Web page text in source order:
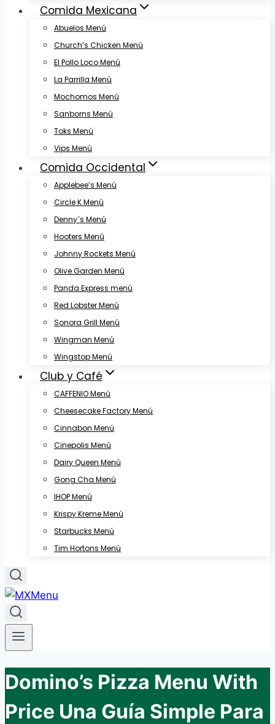
Comida Mexicana
Abuelos Menú
Church’s Chicken Menú
El Pollo Loco Menú
La Parrilla Menú
Mochomos Menú
Sanborns Menú
Toks Menú
Vips Menú
Comida Occidental
Applebee’s Menú
Circle K Menú
Denny´s Menú
Hooters Menú
Johnny Rockets Menú
Olive Garden Menú
Panda Express menú
Red Lobster Menú
Sonora Grill Menú
Wingman Menú
Wingstop Menú
Club y Café
CAFFENIO Menú
Cheesecake Factory Menú
Cinnabon Menú
Cinepolis Menú
Dairy Queen Menú
Gong Cha Menú
IHOP Menú
Krispy Kreme Menú
Starbucks Menú
Tim Hortons Menú
Domino’s Pizza Menu With
Price Una Guía Simple Para